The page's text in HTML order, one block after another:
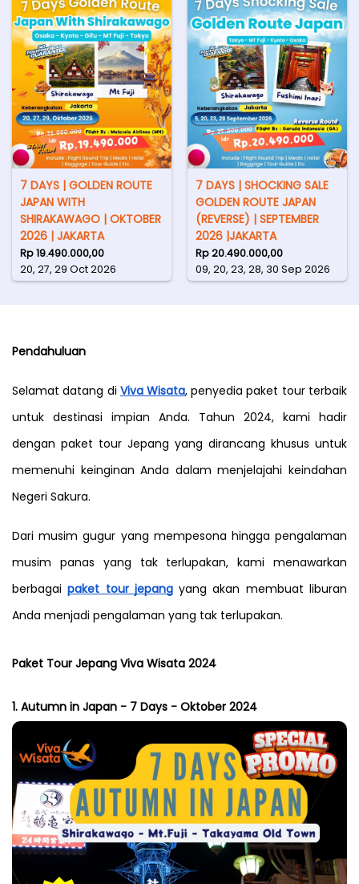
7 DAYS | GOLDEN ROUTE
JAPAN WITH
SHIRAKAWAGO | OKTOBER
2026 | JAKARTA
Rp 19.490.000,00
20, 27, 29 Oct 2026
7 DAYS | SHOCKING SALE
GOLDEN ROUTE JAPAN
(REVERSE) | SEPTEMBER
2026 |JAKARTA
Rp 20.490.000,00
09, 20, 23, 28, 30 Sep 2026
Pendahuluan
Selamat datang di Viva Wisata, penyedia paket tour terbaik
untuk destinasi impian Anda. Tahun 2024, kami hadir
dengan paket tour Jepang yang dirancang khusus untuk
memenuhi keinginan Anda dalam menjelajahi keindahan
Negeri Sakura.
Dari musim gugur yang mempesona hingga pengalaman
musim panas yang tak terlupakan, kami menawarkan
berbagai paket tour jepang yang akan membuat liburan
Anda menjadi pengalaman yang tak terlupakan.
Paket Tour Jepang Viva Wisata 2024
1. Autumn in Japan - 7 Days - Oktober 2024